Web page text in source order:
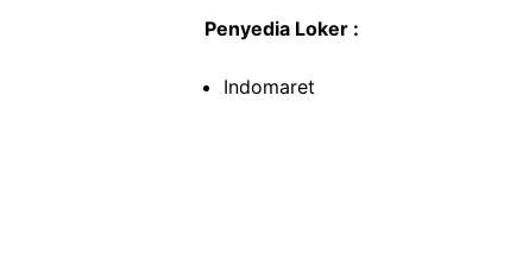
Penyedia Loker :
Indomaret